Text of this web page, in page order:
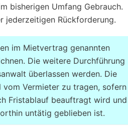
bisherigen Umfang Gebrauch.
jederzeitigen Rückforderung.
im Mietvertrag genannten
Die weitere Durchführung
überlassen werden. Die
vom Vermieter zu tragen, sofern
Fristablauf beauftragt wird und
untätig geblieben ist.